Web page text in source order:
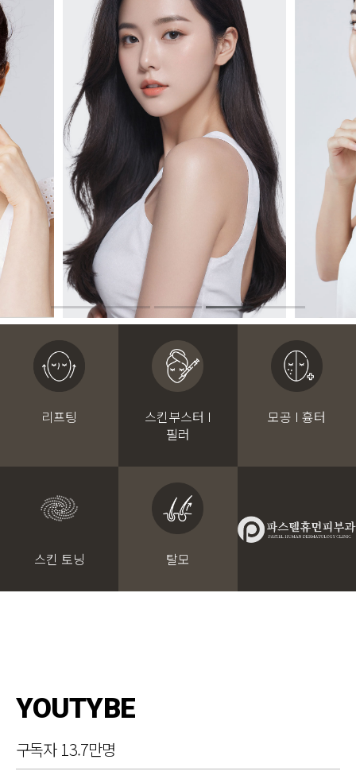
리프팅
스킨부스터 I
필러
모공 I 흉터
스킨 토닝 탈모
YOUTYBE
구독자 13.7만명